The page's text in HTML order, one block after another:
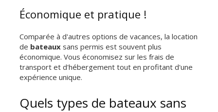
Économique et pratique !
Comparée à d'autres options de vacances, la location
de bateaux sans permis est souvent plus
économique. Vous économisez sur les frais de
transport et d'hébergement tout en profitant d'une
expérience unique.
Quels types de bateaux sans